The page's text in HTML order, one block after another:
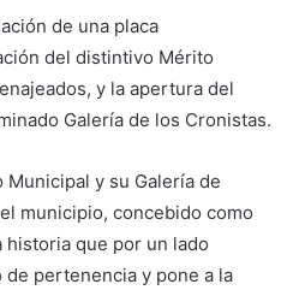
de una placa
del distintivo Mérito
y la apertura del
Galería de los Cronistas.
y su Galería de
municipio, concebido como
que por un lado
pertenencia y pone a la